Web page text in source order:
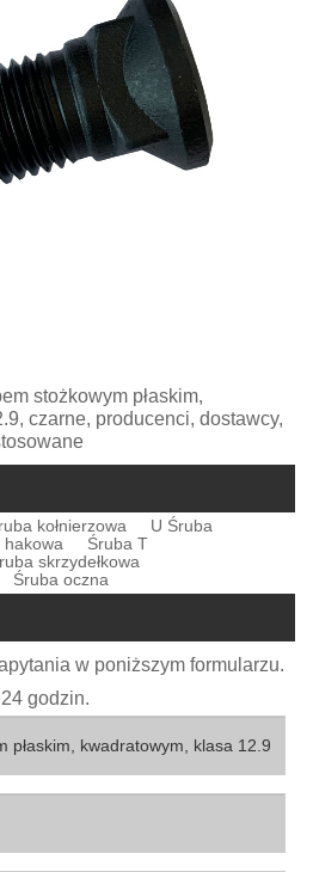
stożkowym płaskim,
czarne, producenci, dostawcy,
kołnierzowa
U Śruba
hakowa
Śruba T
skrzydełkowa
Śruba oczna
w poniższym formularzu.
godzin.